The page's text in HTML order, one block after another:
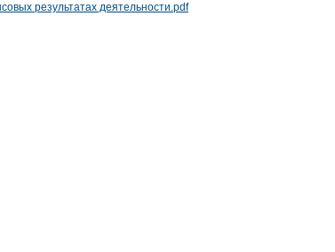
результатах деятельности.pdf